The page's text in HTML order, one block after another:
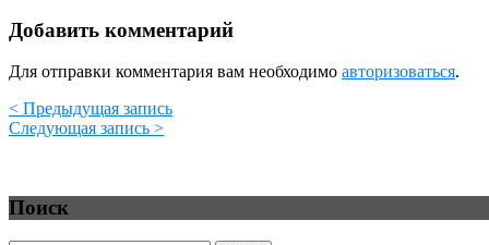
Добавить комментарий
Для отправки комментария вам необходимо авторизоваться.
< Предыдущая запись
Следующая запись >
Поиск